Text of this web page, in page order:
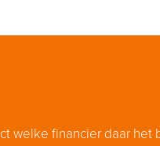
welke financier daar het